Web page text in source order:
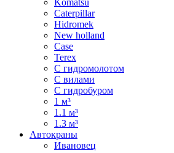
Caterpillar
Hidromek
New holland
Case
Terex
С гидромолотом
С вилами
С гидробуром
1 м³
1.1 м³
1.3 м³
Автокраны
Ивановец